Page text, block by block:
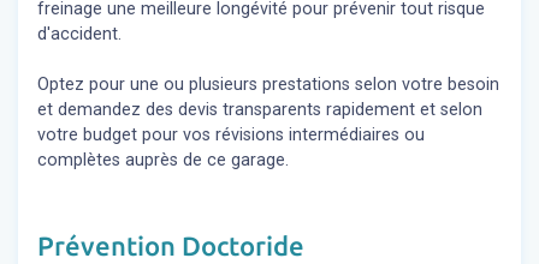
freinage une meilleure longévité pour prévenir tout risque
d'accident.
Optez pour une ou plusieurs prestations selon votre besoin
et demandez des devis transparents rapidement et selon
votre budget pour vos révisions intermédiaires ou
complètes auprès de ce garage.
Prévention Doctoride